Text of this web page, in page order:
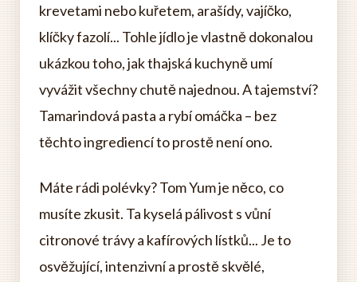
krevetami nebo kuřetem, arašídy, vajíčko,
klíčky fazolí... Tohle jídlo je vlastně dokonalou
ukázkou toho, jak thajská kuchyně umí
vyvážit všechny chutě najednou. A tajemství?
Tamarindová pasta a rybí omáčka – bez
těchto ingrediencí to prostě není ono.
Máte rádi polévky? Tom Yum je něco, co
musíte zkusit. Ta kyselá pálivost s vůní
citronové trávy a kafírových lístků... Je to
osvěžující, intenzivní a prostě skvělé,